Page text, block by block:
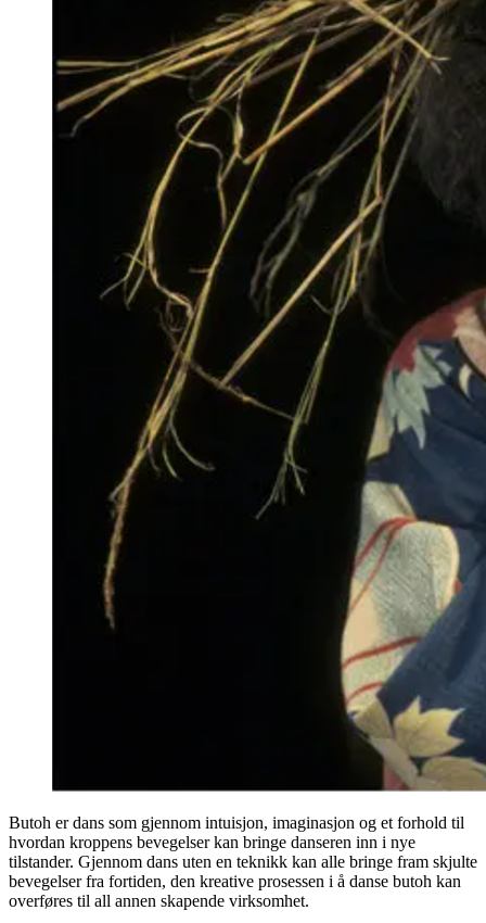
Butoh er dans som gjennom intuisjon, imaginasjon og et forhold til
hvordan kroppens bevegelser kan bringe danseren inn i nye
tilstander. Gjennom dans uten en teknikk kan alle bringe fram skjulte
bevegelser fra fortiden, den kreative prosessen i å danse butoh kan
overføres til all annen skapende virksomhet.